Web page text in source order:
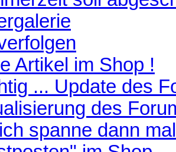
Artikel im Shop !
... Update des
des
spanne dann